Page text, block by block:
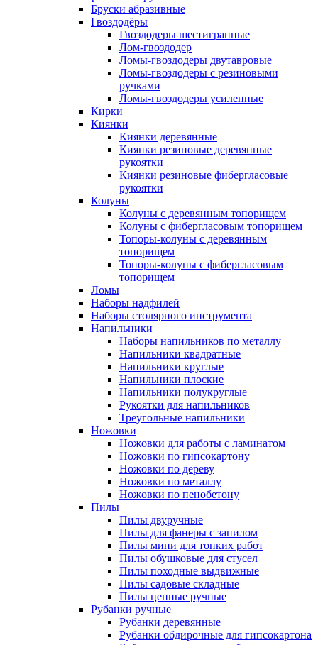
Бруски абразивные
Гвоздодёры
Гвоздодеры шестигранные
Лом-гвоздодер
Ломы-гвоздодеры двутавровые
Ломы-гвоздодеры с резиновыми
ручками
Ломы-гвоздодеры усиленные
Кирки
Киянки
Киянки деревянные
Киянки резиновые деревянные
рукоятки
Киянки резиновые фибергласовые
рукоятки
Колуны
Колуны с деревянным топорищем
Колуны с фибергласовым топорищем
Топоры-колуны с деревянным
топорищем
Топоры-колуны с фибергласовым
топорищем
Ломы
Наборы надфилей
Наборы столярного инструмента
Напильники
Наборы напильников по металлу
Напильники квадратные
Напильники круглые
Напильники плоские
Напильники полукруглые
Рукоятки для напильников
Треугольные напильники
Ножовки
Ножовки для работы с ламинатом
Ножовки по гипсокартону
Ножовки по дереву
Ножовки по металлу
Ножовки по пенобетону
Пилы
Пилы двуручные
Пилы для фанеры с запилом
Пилы мини для тонких работ
Пилы обушковые для стусел
Пилы походные выдвижные
Пилы садовые складные
Пилы цепные ручные
Рубанки ручные
Рубанки деревянные
Рубанки обдирочные для гипсокартона